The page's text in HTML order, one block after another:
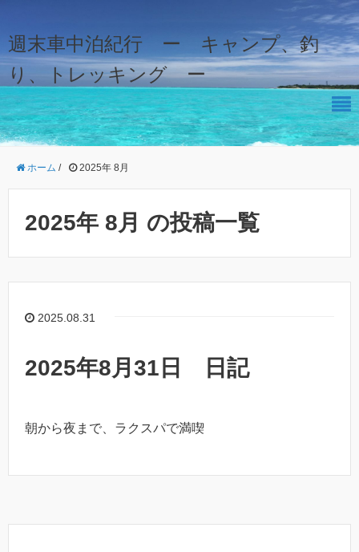
週末車中泊紀行 ー キャンプ、釣
り、トレッキング ー
ホーム / 2025年 8月
2025年 8月 の投稿一覧
2025.08.31
2025年8月31日 日記
朝から夜まで、ラクスパで満喫